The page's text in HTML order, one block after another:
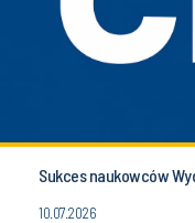
Sukces naukowców
10.07.2026